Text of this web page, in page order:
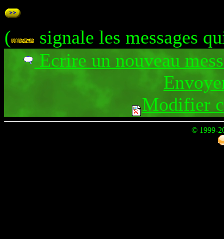
(
signale les messages
Ecrire un nouveau
Modifier
© 1999-